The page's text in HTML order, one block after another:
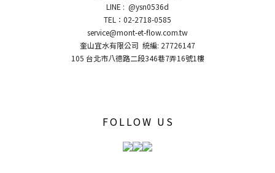
LINE : @ysn0536d
TEL：02-2718-0585
service@mont-et-flow.com.tw
奎山宜水有限公司 統編: 27726147
105 台北市八德路二段346巷7弄16號1樓
FOLLOW US